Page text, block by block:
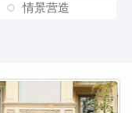
情景营造